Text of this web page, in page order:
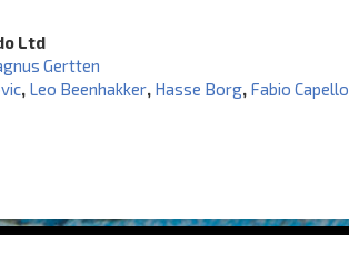
Ltd
Gertten
, Leo Beenhakker, Hasse Borg, Fabio Capello